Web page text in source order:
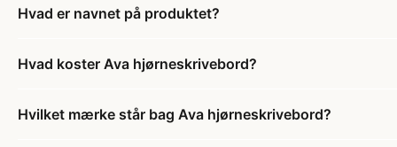
Hvad er navnet på produktet?
Hvad koster Ava hjørneskrivebord?
Hvilket mærke står bag Ava hjørneskrivebord?